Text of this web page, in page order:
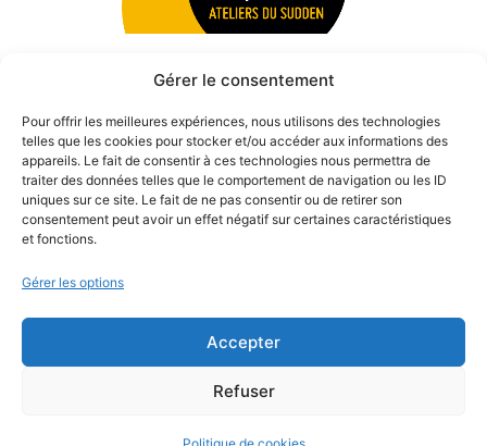
Gérer le consentement
Pour offrir les meilleures expériences, nous utilisons des technologies
telles que les cookies pour stocker et/ou accéder aux informations des
appareils. Le fait de consentir à ces technologies nous permettra de
traiter des données telles que le comportement de navigation ou les ID
uniques sur ce site. Le fait de ne pas consentir ou de retirer son
consentement peut avoir un effet négatif sur certaines caractéristiques
et fonctions.
Gérer les options
Accepter
Refuser
© 2026 Théâtre des Béliers Parisiens. | Tous droits réservés.